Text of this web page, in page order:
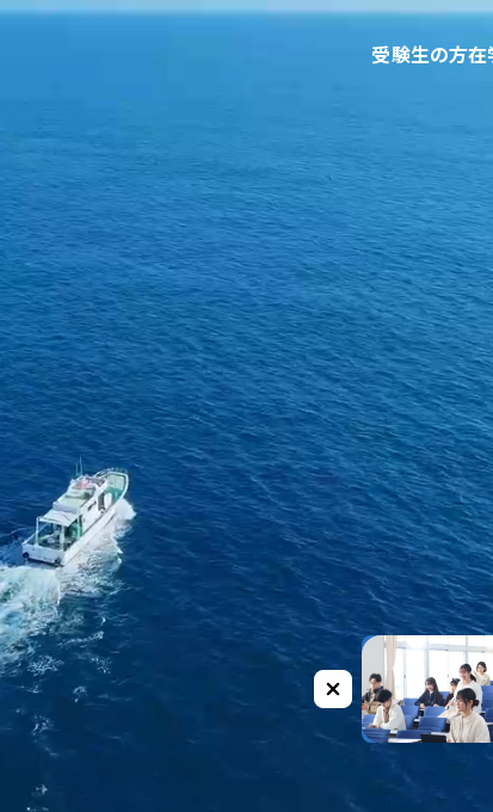
受験生の方在
学部・大学院等
研究・社会連携
会 ご寄付のお願い
せサイトポリシープライバシーポリシーサイトマップ教職員・